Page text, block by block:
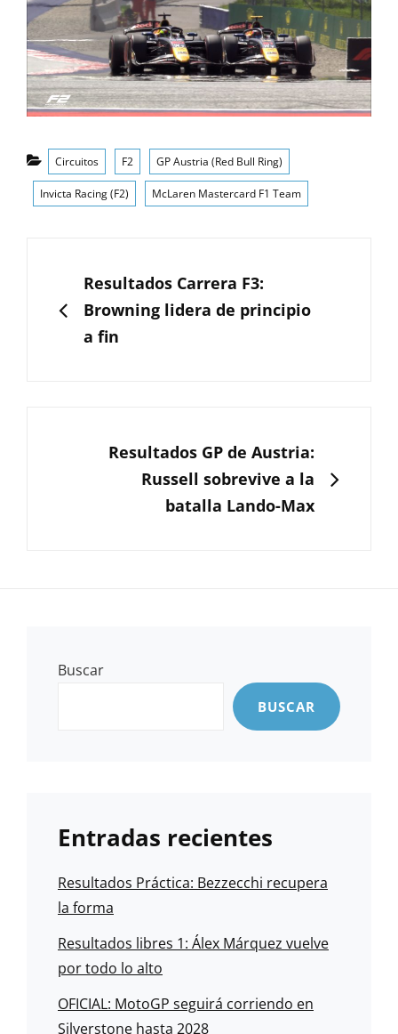
Categorías
Circuitos F2 GP Austria (Red Bull Ring)
Invicta Racing (F2) McLaren Mastercard F1 Team
entradas
ANTERIOR
Resultados Carrera F3:
Browning lidera de principio
a fin
SIGUIENTE
Resultados GP de Austria:
Russell sobrevive a la
batalla Lando-Max
Buscar
BUSCAR
Entradas recientes
Resultados Práctica: Bezzecchi recupera
la forma
Resultados libres 1: Álex Márquez vuelve
por todo lo alto
OFICIAL: MotoGP seguirá corriendo en
Silverstone hasta 2028